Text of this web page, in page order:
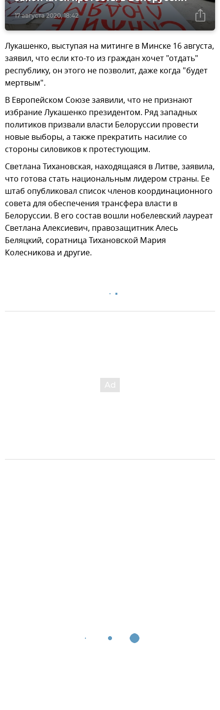
17 августа 2020, 18:42
Лукашенко, выступая на митинге в Минске 16 августа,
заявил, что если кто-то из граждан хочет "отдать"
республику, он этого не позволит, даже когда "будет
мертвым".
В Европейском Союзе заявили, что не признают
избрание Лукашенко президентом. Ряд западных
политиков призвали власти Белоруссии провести
новые выборы, а также прекратить насилие со
стороны силовиков к протестующим.
Светлана Тихановская, находящаяся в Литве, заявила,
что готова стать национальным лидером страны. Ее
штаб опубликовал список членов координационного
совета для обеспечения трансфера власти в
Белоруссии. В его состав вошли нобелевский лауреат
Светлана Алексиевич, правозащитник Алесь
Беляцкий, соратница Тихановской Мария
Колесникова и другие.